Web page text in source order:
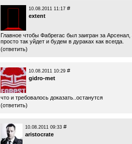
10.08.2011 11:17 #
extent
Главное чтобы Фабрегас был заигран за
просто так уйдет и будем в дураках как всегда.
(ответить)
10.08.2011 10:29 #
gidro-met
что и требовалось доказать..останутся
(ответить)
10.08.2011 09:33 #
aristocrate